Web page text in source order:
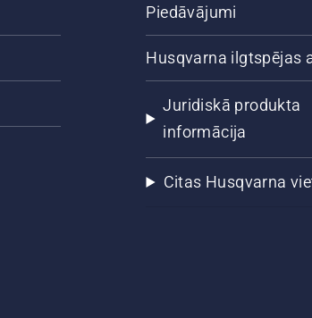
Piedāvājumi
Husqvarna ilgtspējas
Juridiskā produkta
informācija
Citas Husqvarna